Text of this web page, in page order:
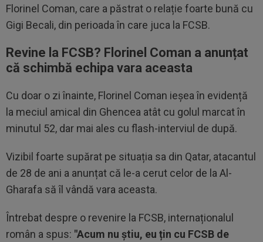
Florinel Coman, care a păstrat o relație foarte bună cu
Gigi Becali, din perioada în care juca la FCSB.
Revine la FCSB? Florinel Coman a anunțat
că schimbă echipa vara aceasta
Cu doar o zi înainte, Florinel Coman ieșea în evidență
la meciul amical din Ghencea atât cu golul marcat în
minutul 52, dar mai ales cu flash-interviul de după.
Vizibil foarte supărat pe situația sa din Qatar, atacantul
de 28 de ani a anunțat că le-a cerut celor de la Al-
Gharafa să îl vândă vara aceasta.
Întrebat despre o revenire la FCSB, internaționalul
român a spus: "Acum nu știu, eu țin cu FCSB de